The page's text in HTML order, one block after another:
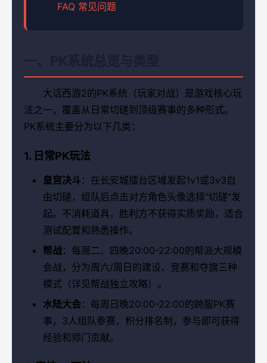
FAQ 常见问题
大话西游2的PK系统（玩家对战）是游戏核心玩
法之一，覆盖从日常切磋到顶级赛事的多种形式。
PK系统主要分为以下几类：
1. 日常PK玩法
皇宫决斗：在长安城擂台区域发起1v1或3v3自
由切磋，组队后点击对方角色头像选择"切磋"发
起。不消耗道具，胜利方不获得实质奖励，适合
测试配置和熟悉操作。
帮战：每周二、四晚20:00-22:00的帮派大规模
会战，分为周六/周日的建设、竞赛和夺旗三种
模式（详见帮战独立攻略）。
水陆大会：每周日晚20:00-22:00的跨服PK赛
事，3人组队参赛，积分排名制，参与即可获得
经验和师门贡献。